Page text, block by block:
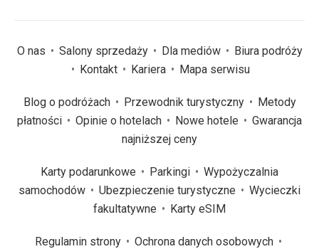
O nas Salony sprzedaży Dla mediów
Biura podróży
Kontakt
Kariera Mapa serwisu
Blog o podróżach Przewodnik turystyczny
Metody
płatności
Opinie o hotelach Nowe hotele
Gwarancja
najniższej ceny
Karty podarunkowe Parkingi
Wypożyczalnia
samochodów
Ubezpieczenie turystyczne
Wycieczki
fakultatywne
Karty eSIM
Regulamin strony
Ochrona danych osobowych